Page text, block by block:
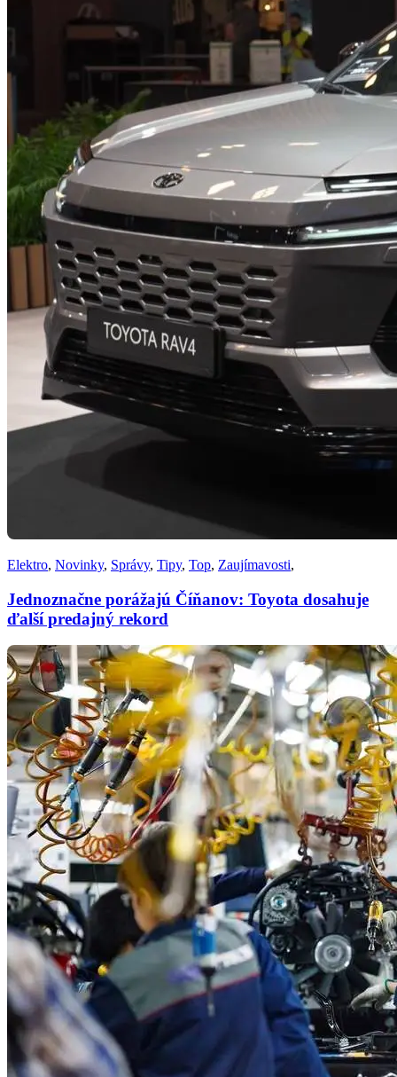
Elektro, Novinky, Správy, Tipy, Top, Zaujímavosti,
Jednoznačne porážajú Číňanov: Toyota dosahuje
ďalší predajný rekord